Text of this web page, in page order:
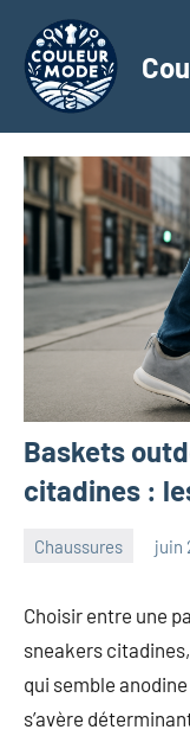
contenu
des
à
travers
nos
dédiés
aux
au
dans
Baskets
citadines :
Chaussures juin
Choisir entre une
sneakers
qui semble
s’avère